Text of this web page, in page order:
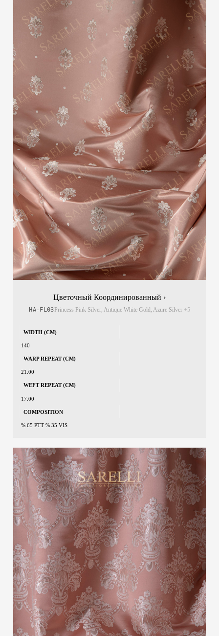
Цветочный Координированный ›
HA-FL03 Princess Pink Silver, Antique White Gold, Azure Silver +5
WIDTH (CM)
140
WARP REPEAT (CM)
21.00
WEFT REPEAT (CM)
17.00
COMPOSITION
% 65 PTT % 35 VIS